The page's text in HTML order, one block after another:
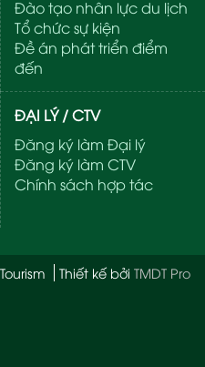
Đào tạo nhân lực du lịch
Tổ chức sự kiện
Đề án phát triển điểm
đến
ĐẠI LÝ / CTV
Đăng ký làm Đại lý
Đăng ký làm CTV
Chính sách hợp tác
Thiết kế bởi TMDT Pro